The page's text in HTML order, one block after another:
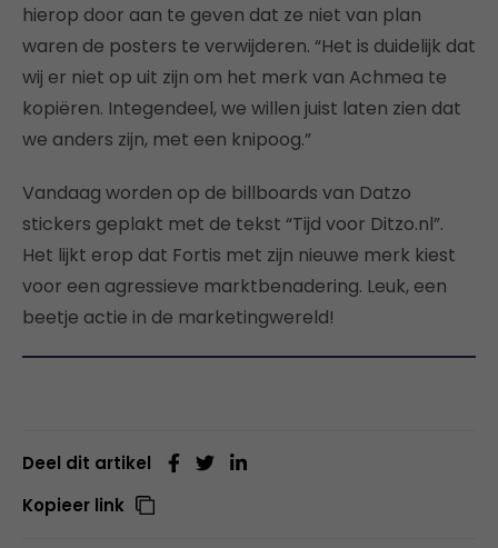
hierop door aan te geven dat ze niet van plan
waren de posters te verwijderen. “Het is duidelijk dat
wij er niet op uit zijn om het merk van Achmea te
kopiëren. Integendeel, we willen juist laten zien dat
we anders zijn, met een knipoog.”
Vandaag worden op de billboards van Datzo
stickers geplakt met de tekst “Tijd voor Ditzo.nl”.
Het lijkt erop dat Fortis met zijn nieuwe merk kiest
voor een agressieve marktbenadering. Leuk, een
beetje actie in de marketingwereld!
Deel dit artikel
Kopieer link